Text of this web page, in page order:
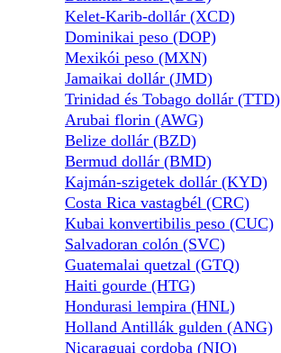
Kelet-Karib-dollár (XCD)
Dominikai peso (DOP)
Mexikói peso (MXN)
Jamaikai dollár (JMD)
Trinidad és Tobago dollár (TTD)
Arubai florin (AWG)
Belize dollár (BZD)
Bermud dollár (BMD)
Kajmán-szigetek dollár (KYD)
Costa Rica vastagbél (CRC)
Kubai konvertibilis peso (CUC)
Salvadoran colón (SVC)
Guatemalai quetzal (GTQ)
Haiti gourde (HTG)
Hondurasi lempira (HNL)
Holland Antillák gulden (ANG)
Nicaraguai cordoba (NIO)